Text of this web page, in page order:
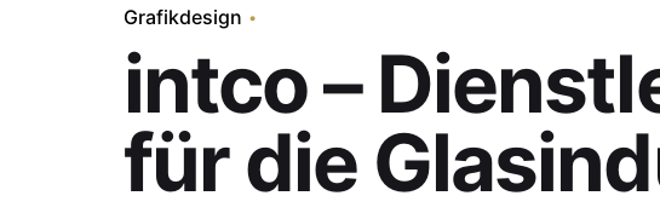
Grafikdesign
intco –
für die